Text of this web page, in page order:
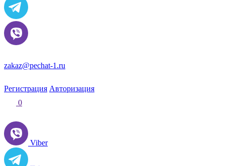
zakaz@pechat-1.ru
Регистрация Авторизация
0
Viber